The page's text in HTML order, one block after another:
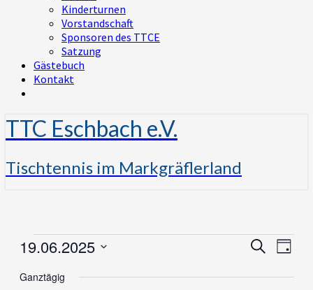
Kinderturnen
Vorstandschaft
Sponsoren des TTCE
Satzung
Gästebuch
Kontakt
TTC Eschbach e.V.
Tischtennis im Markgräflerland
Veranstaltungen
19.
SucheTag
19.06.2025
wählen.
Ganztägig